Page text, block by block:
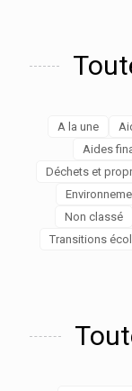
A la une
Aides
Déchets et
Non classé
Transitions